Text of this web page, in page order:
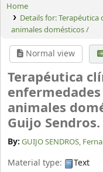
Home
Details for:Terapéutica
animales domésticos /
Normal view
Terapéutica
animales
Guijo Sendros.
By: GUIJO SENDROS,
Material type:
Text